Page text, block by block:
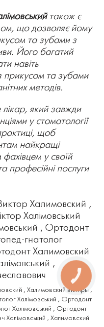
також є
що дозволяє йому
та зубами з
Його багатий
навіть
прикусом та зубами
методів.
лікар, який завжди
у стоматології
щоб
найкращі
фахівцем у своїй
професійні послуги
, Халимовский виниры ,
Халімовський , Ортодонт
Халімовський , Ортодонт
Халімовський , Халимовский
КНОПКА
ЗВ'ЯЗКУ